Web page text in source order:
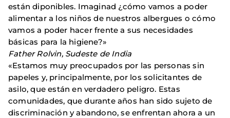
están diponibles. Imaginad ¿cómo vamos a poder
alimentar a los niños de nuestros albergues o cómo
vamos a poder hacer frente a sus necesidades
básicas para la higiene?»
Father Rolvin, Sudeste de India
«Estamos muy preocupados por las personas sin
papeles y, principalmente, por los solicitantes de
asilo, que están en verdadero peligro. Estas
comunidades, que durante años han sido sujeto de
discriminación y abandono, se enfrentan ahora a un